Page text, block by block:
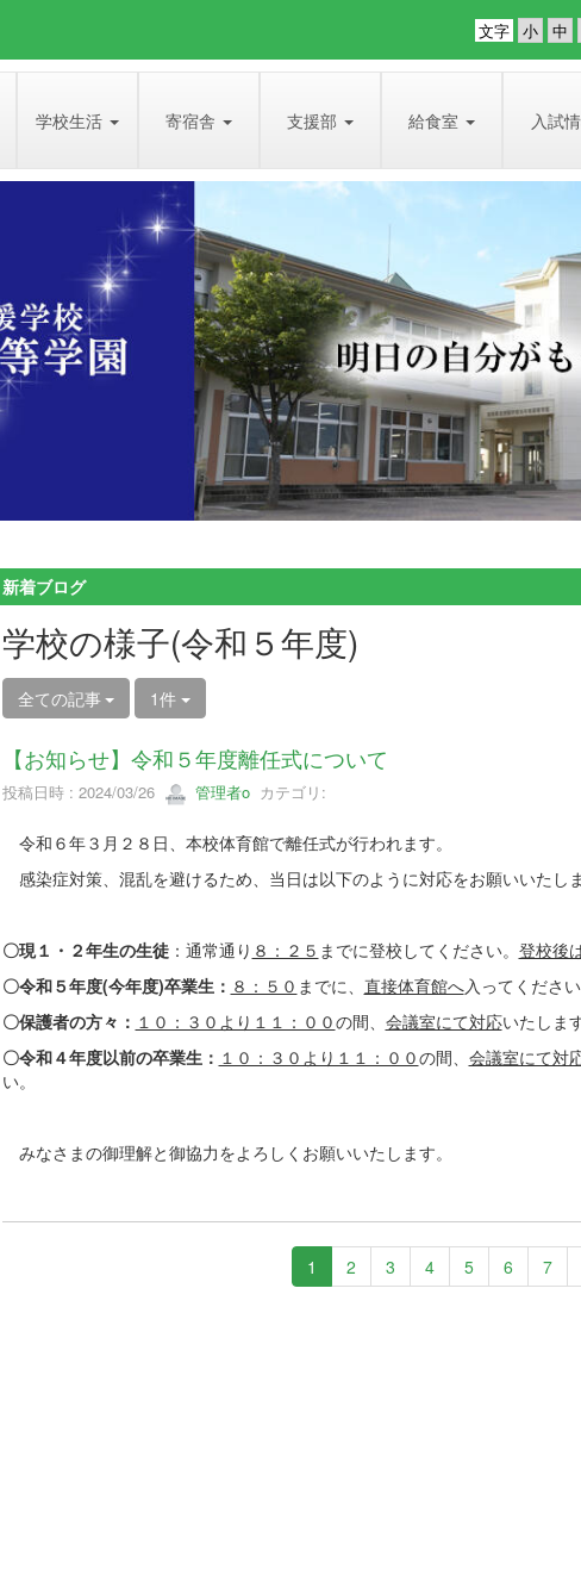
文字
学校生活 寄宿舎 支援部 給食室 入試
新着ブログ
学校の様子(令和５年度)
全ての記事 1件
【お知らせ】令和５年度離任式について
投稿日時 : 2024/03/26 管理者oカテゴリ:
令和６年３月２８日、本校体育館で離任式が行われます。
感染症対策、混乱を避けるため、当日は以下のように対応をお願いいたしま
〇現１・２年生の生徒：通常通り ８：２５ までに登校してください。 登校後
〇令和５年度(今年度)卒業生： ８：５０ までに、 直接体育館へ入ってくださ
〇保護者の方々： １０：３０より１１：００の間、 会議室にて対応いたします
〇令和４年度以前の卒業生： １０：３０より１１：００の間、 会議室にて対
い。
みなさまの御理解と御協力をよろしくお願いいたします。
1 2 3 4 5 6 7